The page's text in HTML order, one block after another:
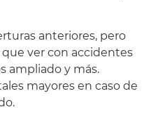
anteriores, pero
ver con accidentes
ampliado y más.
mayores en caso de